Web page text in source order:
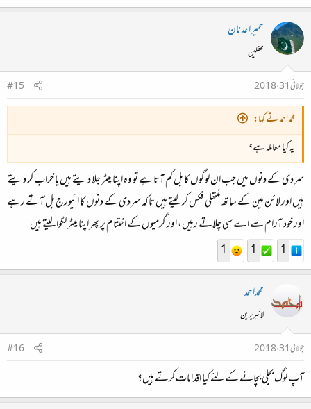
حمیرا عدنان
محفلین
جولائی 31، 2018
#15
محمداحمد نے کہا:
یہ کیا معاملہ ہے؟
سردی کے دنوں میں جب ان لوگوں کا بل کم آتا ہے تو وہ اپنا میٹر جلا دیتے ہیں یا خراب کر دیتے
ہیں اور لائن مین کے ساتھ منتھلی فکس کر لیتے ہیں تاکہ سردی کے دنوں کا ائیورج بل آتے رہے
اور خود آرام سے اے سی چلاتے رہیں، اور گرمیوں کے اختتام پر پھر اپنا میٹر لگوا لیتے ہیں
1
1
1
محمداحمد
لائبریرین
جولائی 31، 2018
#16
آپ لوگ بجلی بچانے کے لئے کیا اقدامات کرتے ہیں؟